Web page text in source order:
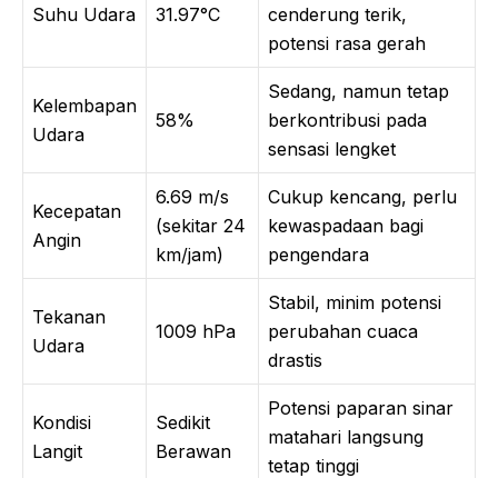
Suhu Udara 31.97°C
cenderung terik,
potensi rasa gerah
Kelembapan
Udara
58%
Sedang, namun tetap
berkontribusi pada
sensasi lengket
Kecepatan
Angin
6.69 m/s
(sekitar 24
km/jam)
Cukup kencang, perlu
kewaspadaan bagi
pengendara
Tekanan
Udara
1009 hPa
Stabil, minim potensi
perubahan cuaca
drastis
Kondisi
Langit
Sedikit
Berawan
Potensi paparan sinar
matahari langsung
tetap tinggi